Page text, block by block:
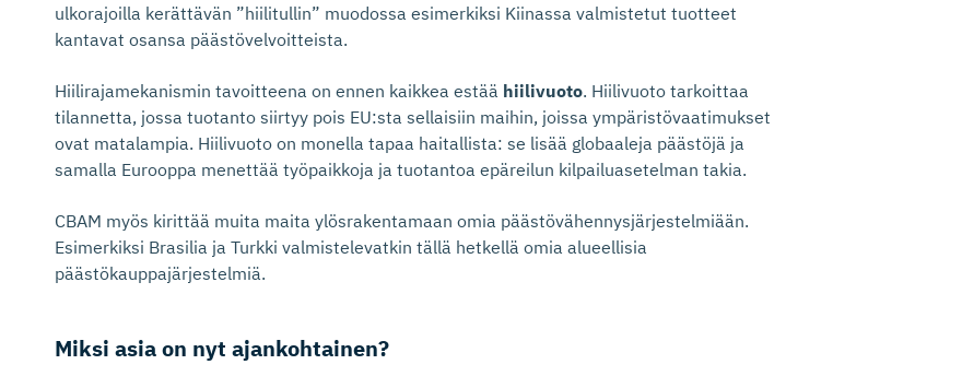
ulkorajoilla kerättävän ”hiilitullin” muodossa esimerkiksi Kiinassa valmistetut tuotteet
kantavat osansa päästövelvoitteista.
Hiilirajamekanismin tavoitteena on ennen kaikkea estää hiilivuoto. Hiilivuoto tarkoittaa
tilannetta, jossa tuotanto siirtyy pois EU:sta sellaisiin maihin, joissa ympäristövaatimukset
ovat matalampia. Hiilivuoto on monella tapaa haitallista: se lisää globaaleja päästöjä ja
samalla Eurooppa menettää työpaikkoja ja tuotantoa epäreilun kilpailuasetelman takia.
CBAM myös kirittää muita maita ylösrakentamaan omia päästövähennysjärjestelmiään.
Esimerkiksi Brasilia ja Turkki valmistelevatkin tällä hetkellä omia alueellisia
päästökauppajärjestelmiä.
Miksi asia on nyt ajankohtainen?